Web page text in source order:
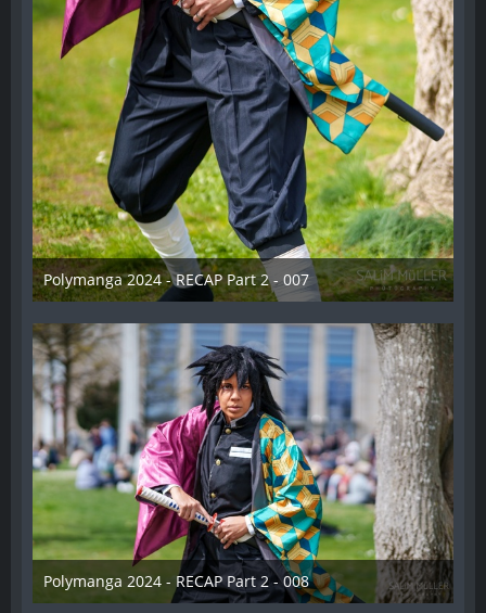
Polymanga 2024 - RECAP Part 2 - 007
29. April 2024
Polymanga 2024 - RECAP Part 2 - 008
29. April 2024